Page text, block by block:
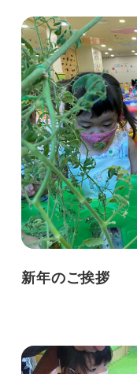
新年のご挨拶